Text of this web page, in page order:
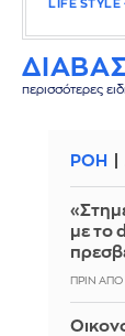
LIFE STYLE
περισσότερες
ΡΟΗ
με το
ΠΡΙΝ ΑΠΌ